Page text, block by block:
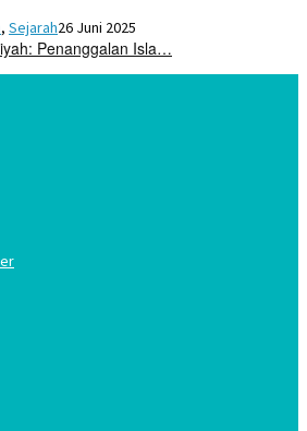
, Sejarah26 Juni 2025
Penanggalan Isla…